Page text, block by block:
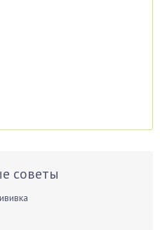
советы